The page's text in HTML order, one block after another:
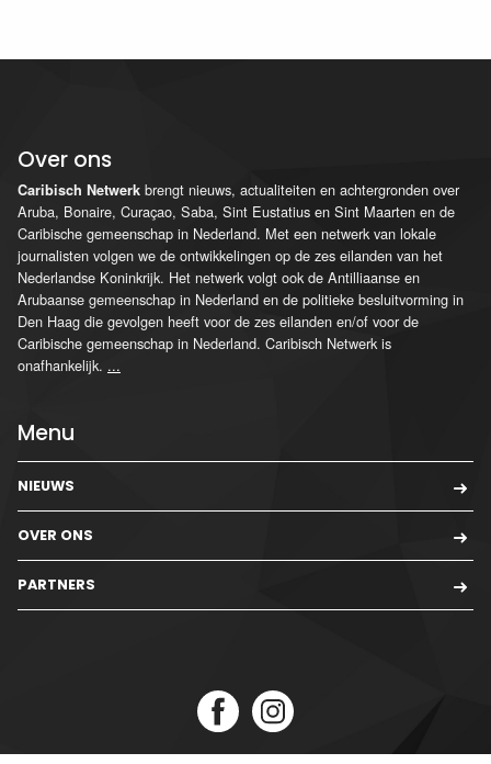
Over ons
Caribisch Netwerk brengt nieuws, actualiteiten en achtergronden over
Aruba, Bonaire, Curaçao, Saba, Sint Eustatius en Sint Maarten en de
Caribische gemeenschap in Nederland. Met een netwerk van lokale
journalisten volgen we de ontwikkelingen op de zes eilanden van het
Nederlandse Koninkrijk. Het netwerk volgt ook de Antilliaanse en
Arubaanse gemeenschap in Nederland en de politieke besluitvorming in
Den Haag die gevolgen heeft voor de zes eilanden en/of voor de
Caribische gemeenschap in Nederland. Caribisch Netwerk is
onafhankelijk. ...
Menu
NIEUWS
OVER ONS
PARTNERS